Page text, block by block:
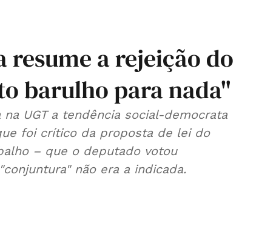
resume a rejeição do
barulho para nada"
UGT a tendência social-democrata
foi crítico da proposta de lei do
– que o deputado votou
não era a indicada.